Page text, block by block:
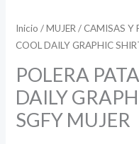
Inicio /MUJER / CAMISAS Y
COOL DAILY GRAPHIC
POLERA
DAILY
SGFY MUJER